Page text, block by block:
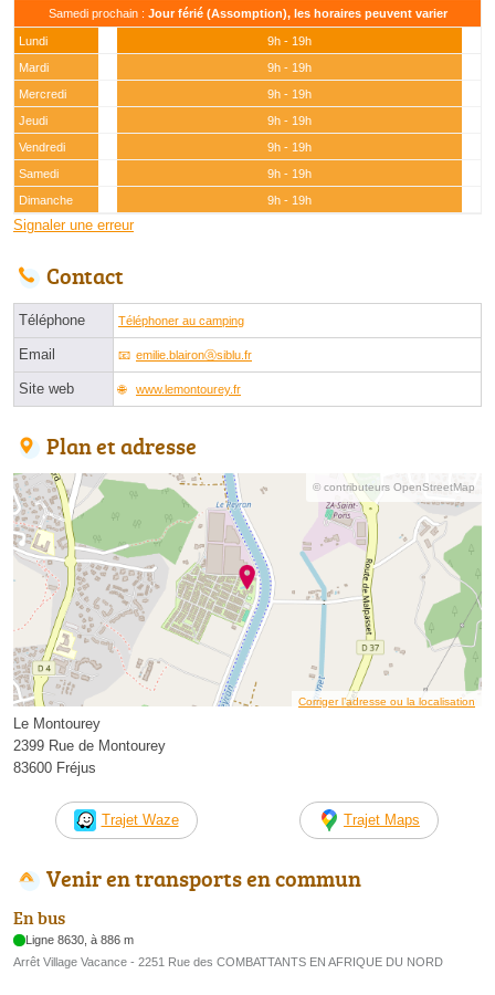
Samedi prochain : Jour férié (Assomption), les horaires peuvent varier
Lundi
9h - 19h
Mardi
9h - 19h
Mercredi
9h - 19h
Jeudi
9h - 19h
Vendredi
9h - 19h
Samedi
9h - 19h
Dimanche
9h - 19h
Signaler une erreur
Contact
Téléphone Téléphoner au camping
Email emilie.blaironⓐsiblu.fr
Site web www.lemontourey.fr
Plan et adresse
© contributeurs OpenStreetMap
Corriger l’adresse ou la localisation
Le Montourey
2399 Rue de Montourey
83600 Fréjus
Trajet Waze Trajet Maps
Venir en transports en commun
En bus
Ligne 8630, à 886 m
Arrêt Village Vacance - 2251 Rue des COMBATTANTS EN AFRIQUE DU NORD